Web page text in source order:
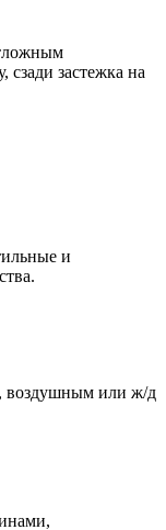
сзади застежка на
и
воздушным или ж/д